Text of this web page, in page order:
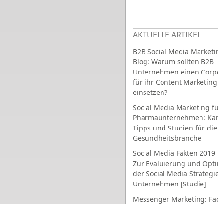
AKTUELLE ARTIKEL
B2B Social Media
Blog: Warum sollten B2B
Unternehmen einen
für ihr Content Marketing
einsetzen?
Social Media Marketing
Pharmaunternehmen:
Tipps und Studien für die
Gesundheitsbranche
Social Media Fakten 2019
Zur Evaluierung und
der Social Media
Unternehmen [Studie]
Messenger Marketing: